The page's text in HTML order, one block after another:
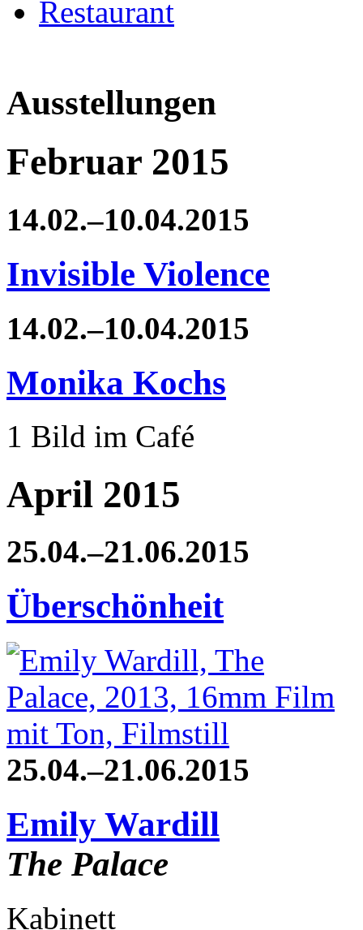
Restaurant
Ausstellungen
Februar 2015
14.02.–10.04.2015
Invisible Violence
14.02.–10.04.2015
Monika Kochs
1 Bild im Café
April 2015
25.04.–21.06.2015
Überschönheit
25.04.–21.06.2015
Emily Wardill
The Palace
Kabinett